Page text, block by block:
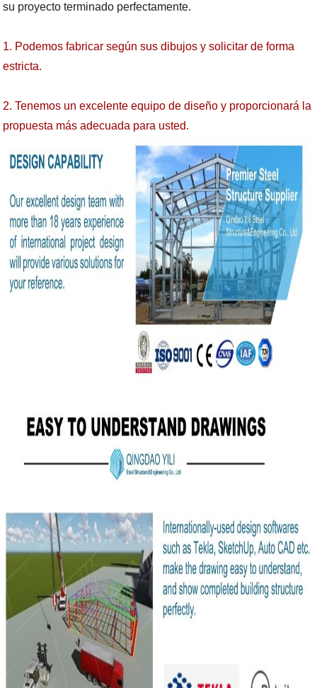
su proyecto terminado perfectamente.
1. Podemos fabricar según sus dibujos y solicitar de forma
estricta.
2. Tenemos un excelente equipo de diseño y proporcionará la
propuesta más adecuada para usted.